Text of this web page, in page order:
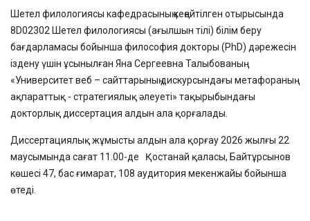
Шетел филологиясы кафедрасының кеңейтілген отырысында
8D02302 Шетел филологиясы (ағылшын тілі) білім беру
бағдарламасы бойынша философия докторы (PhD) дәрежесін
іздену үшін ұсынылған Яна Сергеевна Талыбованың
«Университет веб – сайттарының дискурсындағы метафораның
ақпараттық - стратегиялық әлеуеті» тақырыбындағы
докторлық диссертация алдын ала қорғалады.
Диссертациялық жұмысты алдын ала қорғау 2026 жылғы 22
маусымында сағат 11.00-де
Қостанай қаласы, Байтұрсынов
көшесі 47, бас ғимарат, 108 аудитория мекенжайы бойынша
өтеді.